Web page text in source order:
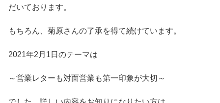
だいております。
もちろん、菊原さんの了承を得て続けています。
2021年2月1日のテーマは
～営業レターも対面営業も第一印象が大切～